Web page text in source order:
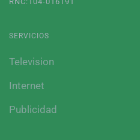
SERVICIOS
Television
Internet
Publicidad